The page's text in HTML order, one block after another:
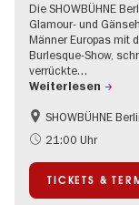
Die SHOWBÜHNE
Glamour- und
Männer Europas mit
Burlesque-Show,
verrückte…
Weiterlesen
Kultursommer
SHOWBÜHNE
21:00 Uhr
TICKETS &